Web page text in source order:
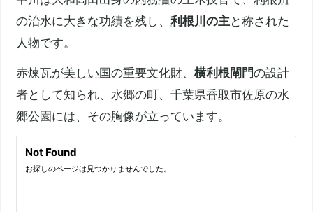
の治水に大きな功績を残し、利根川の主と称された
人物です。
赤煉瓦が美しい国の重要文化財、横利根閘門の設計
者として知られ、水郷の町、千葉県香取市佐原の水
郷公園には、その胸像が立っています。